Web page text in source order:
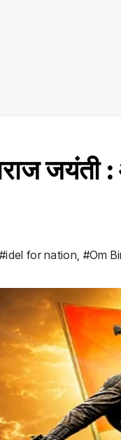
जयंती
#idel for nation, #Om